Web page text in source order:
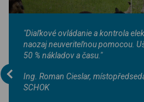
"Diaľkové ovládanie a kontrola
naozaj neuveriteľnou pomocou.
50 % nákladov a času."
Ing. Roman Cieslar,
SCHOK